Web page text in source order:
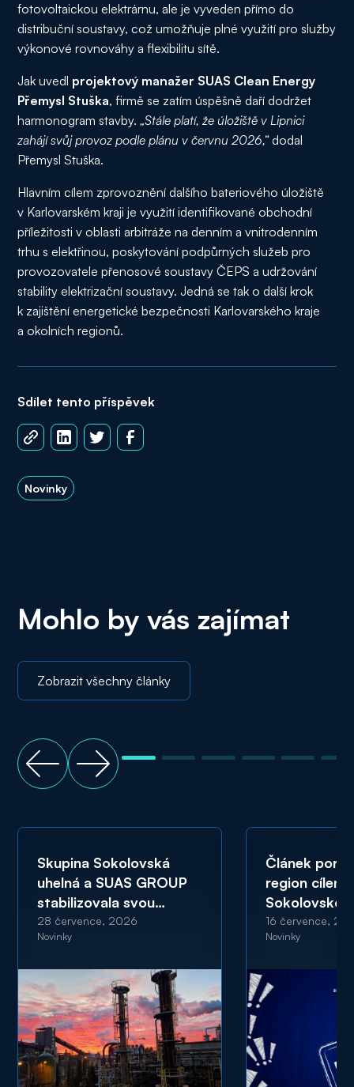
fotovoltaickou elektrárnu, ale je vyveden přímo do
distribuční soustavy, což umožňuje plné využití pro služby
výkonové rovnováhy a flexibilitu sítě.
Jak uvedl projektový manažer SUAS Clean Energy
Přemysl Stuška, firmě se zatím úspěšně daří dodržet
harmonogram stavby.„Stále platí, že úložiště v Lipnici
zahájí svůj provoz podle plánu v červnu 2026,“dodal
Přemysl Stuška.
Hlavním cílem zprovoznění dalšího bateriového úložiště
v Karlovarském kraji je využití identifikované obchodní
příležitosti v oblasti arbitráže na denním a vnitrodenním
trhu s elektřinou, poskytování podpůrných služeb pro
provozovatele přenosové soustavy ČEPS a udržování
stability elektrizační soustavy. Jedná se tak o další krok
k zajištění energetické bezpečnosti Karlovarského kraje
a okolních regionů.
Sdílet tento příspěvek
Novinky
Mohlo by vás zajímat
Zobrazit všechny články
Skupina Sokolovská
uhelná a SUAS GROUP
stabilizovala svou
ekonomickou kondici
28 července, 2026
Novinky
Článek
region cíleně
Sokolovskou
a SUAS
16 července,
Novinky